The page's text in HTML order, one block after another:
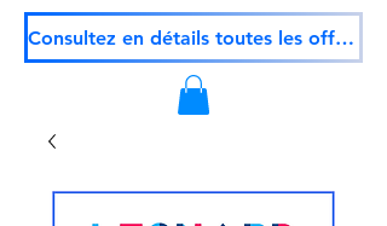
Consultez en détails toutes les offres